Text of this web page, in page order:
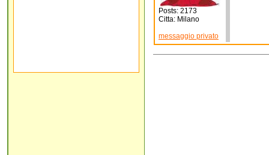
Posts: 2173
Citta: Milano
messaggio privato